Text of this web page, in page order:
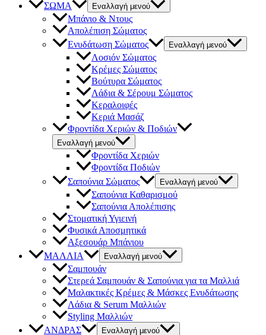
ΣΩΜΑ
Εναλλαγή μενού
Μπάνιο & Ντους
Απολέπιση Σώματος
Ενυδάτωση Σώματος
Εναλλαγή μενού
Λοσιόν Σώματος
Κρέμες Σώματος
Βούτυρα Σώματος
Λάδια & Σέρουμ Σώματος
Κεραλοιφές
Κεριά Μασάζ
Φροντίδα Χεριών & Ποδιών
Εναλλαγή μενού
Φροντίδα Χεριών
Φροντίδα Ποδιών
Σαπούνια Σώματος
Εναλλαγή μενού
Σαπούνια Καθαρισμού
Σαπούνια Απολέπισης
Στοματική Υγιεινή
Φυσικά Αποσμητικά
Αξεσουάρ Μπάνιου
ΜΑΛΛΙΑ
Εναλλαγή μενού
Σαμπουάν
Στερεά Σαμπουάν & Σαπούνια για τα Μαλλιά
Μαλακτικές Κρέμες & Μάσκες Ενυδάτωσης
Λάδια & Serum Μαλλιών
Styling Μαλλιών
ΑΝΔΡΑΣ
Εναλλαγή μενού